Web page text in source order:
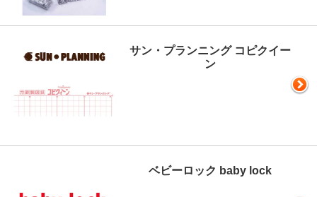
サン・プランニング コピクイー
ン
ベビーロック baby lock